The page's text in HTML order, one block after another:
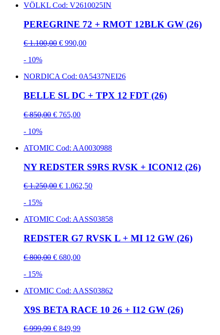
VÖLKL Cod: V2610025IN
PEREGRINE 72 + RMOT 12BLK GW (26)
€ 1.100,00 € 990,00
- 10%
NORDICACod: 0A5437NEI26
BELLE SL DC + TPX 12 FDT (26)
€ 850,00 € 765,00
- 10%
ATOMIC Cod: AA0030988
NY REDSTER S9RS RVSK + ICON12 (26)
€ 1.250,00 € 1.062,50
- 15%
ATOMIC Cod: AASS03858
REDSTER G7 RVSK L + MI 12 GW (26)
€ 800,00 € 680,00
- 15%
ATOMIC Cod: AASS03862
X9S BETA RACE 10 26 + I12 GW (26)
€ 999,99 € 849,99